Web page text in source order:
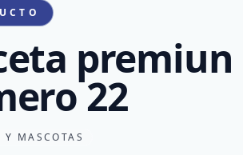
premiun
22
Y MASCOTAS